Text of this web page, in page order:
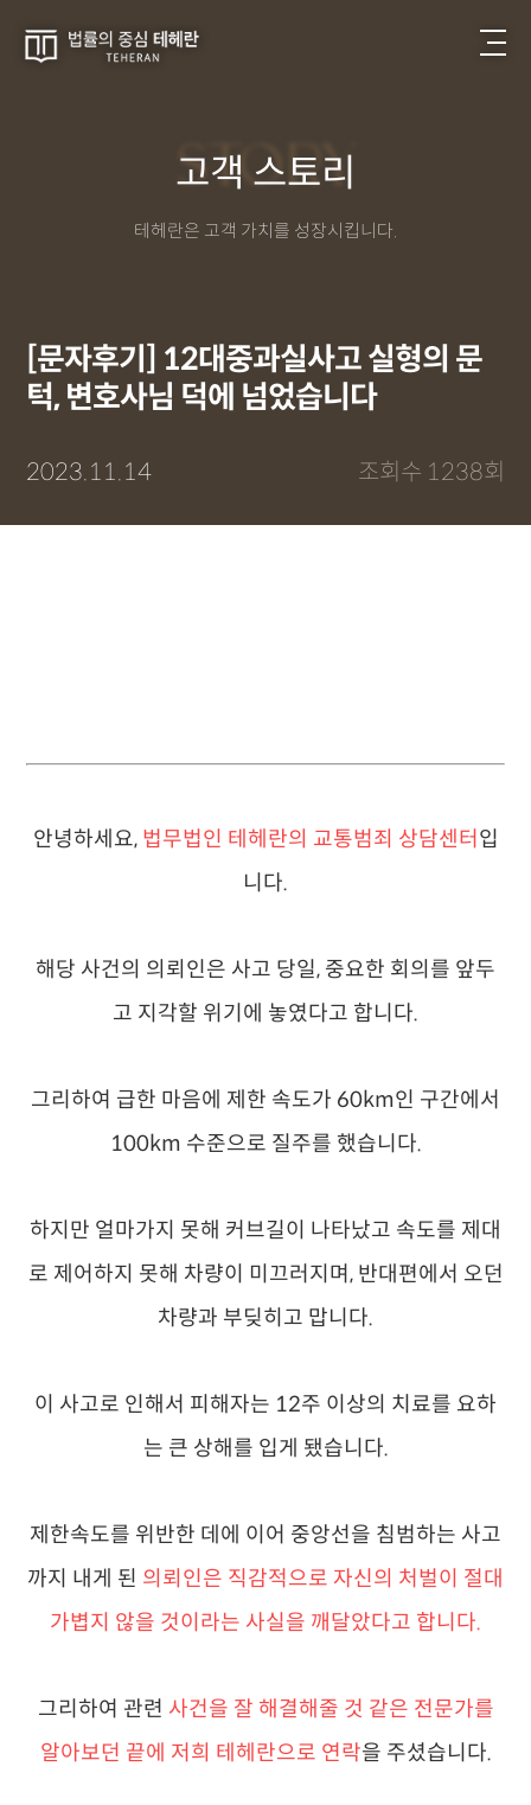
STORY
고객 스토리
테헤란은 고객 가치를 성장시킵니다.
[문자후기] 12대중과실사고 실형의 문
턱, 변호사님 덕에 넘었습니다
2023.11.14 조회수 1238회
안녕하세요, 법무법인 테헤란의 교통범죄 상담센터 입
니다.
해당 사건의 의뢰인은 사고 당일, 중요한 회의를 앞두
고 지각할 위기에 놓였다고 합니다.
그리하여 급한 마음에 제한 속도가 60km인 구간에서
100km 수준으로 질주를 했습니다.
하지만 얼마가지 못해 커브길이 나타났고 속도를 제대
로 제어하지 못해 차량이 미끄러지며, 반대편에서 오던
차량과 부딪히고 맙니다.
이 사고로 인해서 피해자는 12주 이상의 치료를 요하
는 큰 상해를 입게 됐습니다.
제한속도를 위반한 데에 이어 중앙선을 침범하는 사고
까지 내게 된 의뢰인은 직감적으로 자신의 처벌이 절대
가볍지 않을 것이라는 사실을 깨달았다고 합니다.
그리하여 관련 사건을 잘 해결해줄 것 같은 전문가를
알아보던 끝에 저희 테헤란으로 연락을 주셨습니다.